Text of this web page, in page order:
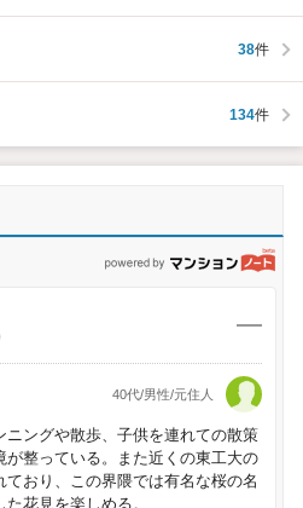
38件
134件
40代/男性/元住人
ニングや散歩、子供を連れての散策
整っている。また近くの東工大の
おり、この界隈では有名な桜の名
花見を楽しめる。